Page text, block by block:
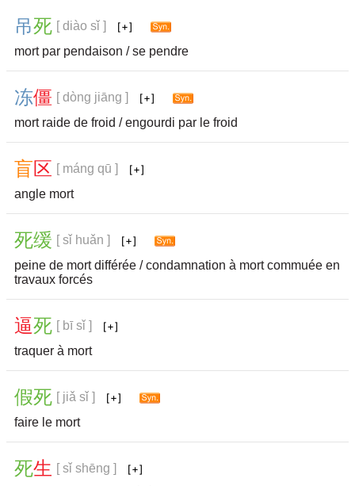
吊死 [ diào sǐ ]
mort par pendaison / se pendre
冻僵 [ dòng jiāng ]
mort raide de froid / engourdi par le froid
盲区 [ máng qū ]
angle mort
死缓 [ sǐ huǎn ]
peine de mort différée / condamnation à mort commuée en
travaux forcés
逼死 [ bī sǐ ]
traquer à mort
假死 [ jiǎ sǐ ]
faire le mort
死生 [ sǐ shēng ]